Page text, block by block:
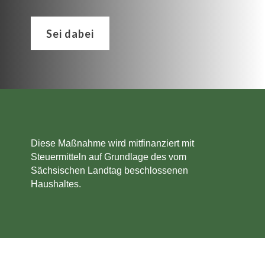
Sei dabei
Diese Maßnahme wird mitfinanziert mit
Steuermitteln auf Grundlage des vom
Sächsischen Landtag beschlossenen
Haushaltes.